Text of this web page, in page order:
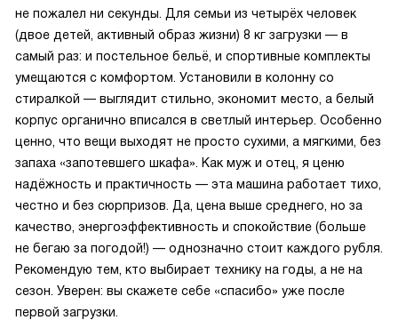
не пожалел ни секунды. Для семьи из четырёх человек
(двое детей, активный образ жизни) 8 кг загрузки — в
самый раз: и постельное бельё, и спортивные комплекты
умещаются с комфортом. Установили в колонну со
стиралкой — выглядит стильно, экономит место, а белый
корпус органично вписался в светлый интерьер. Особенно
ценно, что вещи выходят не просто сухими, а мягкими, без
запаха «запотевшего шкафа». Как муж и отец, я ценю
надёжность и практичность — эта машина работает тихо,
честно и без сюрпризов. Да, цена выше среднего, но за
качество, энергоэффективность и спокойствие (больше
не бегаю за погодой!) — однозначно стоит каждого рубля.
Рекомендую тем, кто выбирает технику на годы, а не на
сезон. Уверен: вы скажете себе «спасибо» уже после
первой загрузки.